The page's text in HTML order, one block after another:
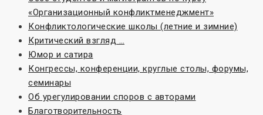
«Организационный конфликтменеджмент»
Конфликтологические школы (летние и зимние)
Критический взгляд …
Юмор и сатира
Конгрессы, конференции, круглые столы, форумы,
семинары
Об урегулировании споров с авторами
Благотворительность